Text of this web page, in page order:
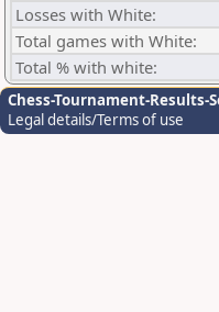
Losses with White:
Total games with White:
Total % with white:
Chess-Tournament-Results-
Legal details/Terms of use